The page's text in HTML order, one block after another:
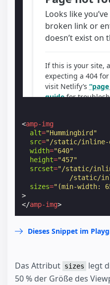
<amp-img
alt="Hummingbird"
src="/static/inline-
width="640"
height="457"
srcset="/static/
/static/
sizes="(min-width:
>
</amp-img>
Dieses Snippet im
Das Attribut sizes
legt
50 % der Größe des